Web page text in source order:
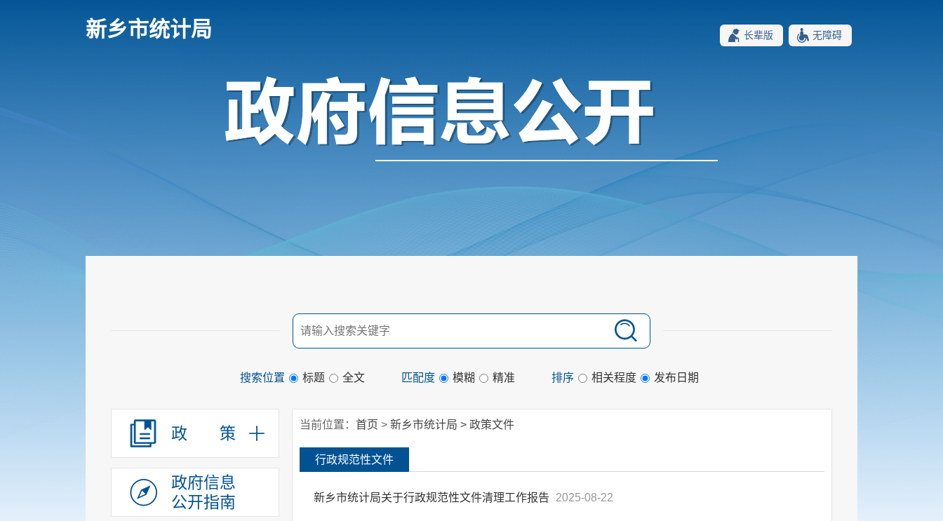
新乡市统计局 长辈版 无障碍
搜索位置 标题 全文 匹配度 模糊 精准 排序 相关程度 发布日期
政 策
政府信息
公开指南
当前位置： 首页 > 新乡市统计局 > 政策文件
行政规范性文件
新乡市统计局关于行政规范性文件清理工作报告 2025-08-22